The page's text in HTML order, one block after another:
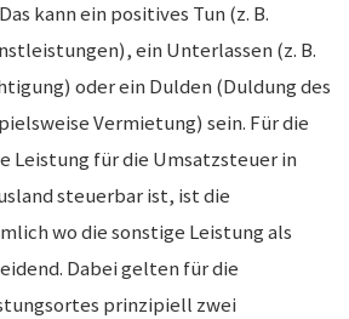
kann ein positives Tun (z. B.
ein Unterlassen (z. B.
oder ein Dulden (Duldung des
Vermietung) sein. Für die
Leistung für die Umsatzsteuer in
steuerbar ist, ist die
wo die sonstige Leistung als
Dabei gelten für die
prinzipiell zwei